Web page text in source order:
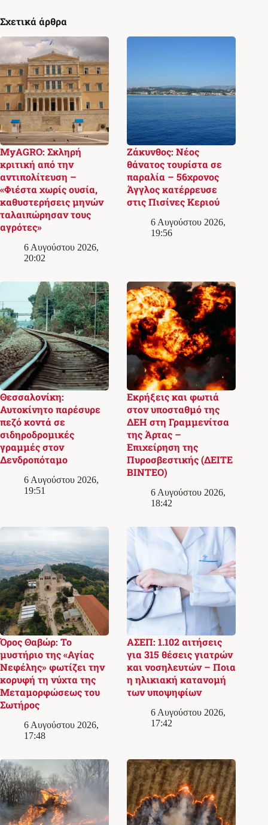
Σχετικά άρθρα
MyAGRO: Σκληρή
κριτική από την
αντιπολίτευση –
«Φιέστα χωρίς ουσία,
καθυστερήσεις μηνών
ταλαιπώρησαν τους
αγρότες»
6 Αυγούστου 2026,
20:02
Ζάκυνθος: Νέος
θάνατος τουρίστα σε
παραλία – 56χρονος
Άγγλος κατέρρευσε
στις Πισίνες Κεριού
6 Αυγούστου 2026,
19:56
Θεσσαλονίκη:
Αυτοκίνητο παρέσυρε
πεζό κοντά σε
σιδηροδρομικές
γραμμές στον
Δενδροπόταμο
6 Αυγούστου 2026,
19:51
Εκρήξεις και φωτιά
στον υποσταθμό της
ΔΕΗ στη Γραμμενίτσα
της Άρτας –
Επιχείρηση της
Πυροσβεστικής (ΔΕΙΤΕ
ΒΙΝΤΕΟ)
6 Αυγούστου 2026,
18:42
Όρος Θαβώρ: Το
μυστήριο της «Αγίας
Νεφέλης» φωτίζει την
κορυφή τη νύχτα της
Μεταμορφώσεως του
Σωτήρος
6 Αυγούστου 2026,
17:48
ΑΣΕΠ: 1.102 αιτήσεις
για 315 θέσεις γιατρών
και νοσηλευτών – Ποια
η ηλικιακή κατανομή
των υποψηφίων
6 Αυγούστου 2026,
17:42